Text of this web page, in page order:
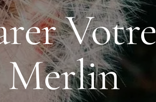
Votre
Merlin